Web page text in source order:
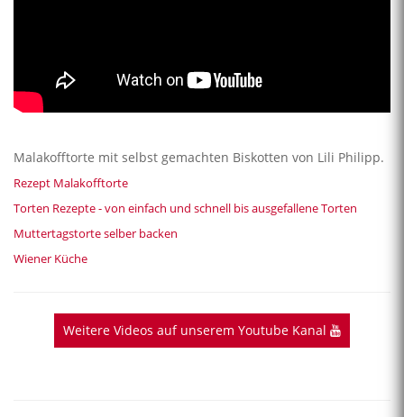
Malakofftorte mit selbst gemachten Biskotten von Lili Philipp.
Rezept Malakofftorte
Torten Rezepte - von einfach und schnell bis ausgefallene Torten
Muttertagstorte selber backen
Wiener Küche
Weitere Videos auf unserem Youtube Kanal